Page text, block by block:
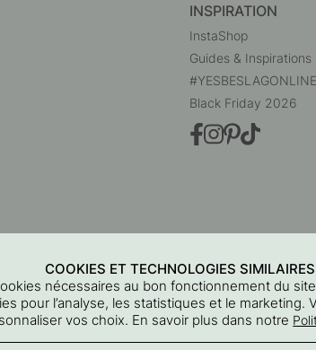
INSPIRATION
InstaShop
Guides & Inspirations
#YESBESLAGONLINE
Black Friday 2026
COOKIES ET TECHNOLOGIES SIMILAIRES
nécessaires au bon fonctionnement du
pour l’analyse, les statistiques et le
vos choix. En savoir plus dans notre